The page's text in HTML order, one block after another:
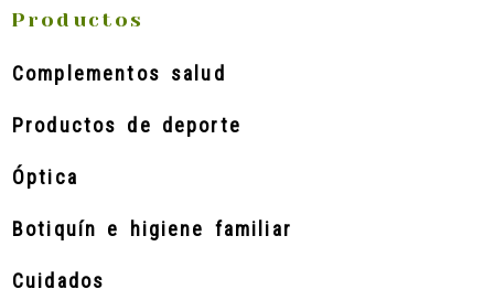
Productos
Complementos salud
Productos de deporte
Óptica
Botiquín e higiene familiar
Cuidados